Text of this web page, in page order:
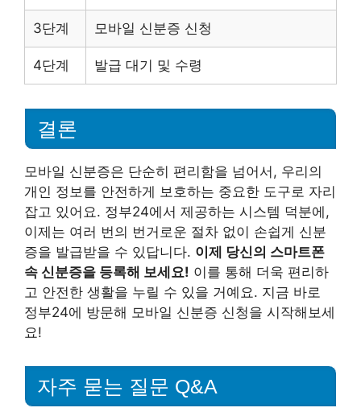
3단계 모바일 신분증 신청
4단계 발급 대기 및 수령
결론
모바일 신분증은 단순히 편리함을 넘어서, 우리의
개인 정보를 안전하게 보호하는 중요한 도구로 자리
잡고 있어요. 정부24에서 제공하는 시스템 덕분에,
이제는 여러 번의 번거로운 절차 없이 손쉽게 신분
증을 발급받을 수 있답니다. 이제 당신의 스마트폰
속 신분증을 등록해 보세요! 이를 통해 더욱 편리하
고 안전한 생활을 누릴 수 있을 거예요. 지금 바로
정부24에 방문해 모바일 신분증 신청을 시작해보세
요!
자주 묻는 질문 Q&A